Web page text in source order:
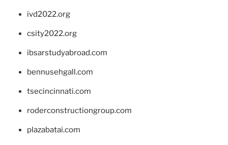
ivd2022.org
csity2022.org
ibsarstudyabroad.com
bennusehgall.com
tsecincinnati.com
roderconstructiongroup.com
plazabatai.com